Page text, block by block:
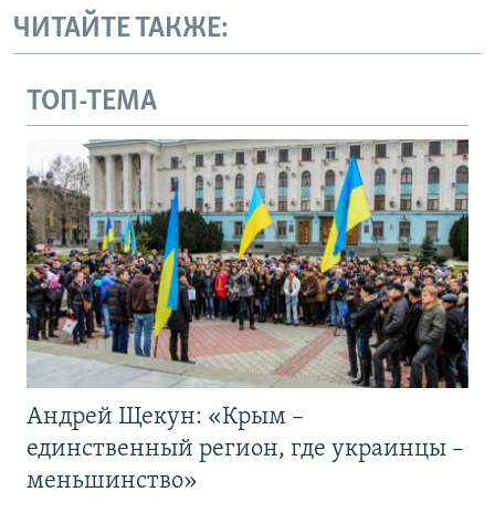
ЧИТАЙТЕ ТАКЖЕ:
ТОП-ТЕМА
Андрей Щекун: «Крым –
единственный регион, где украинцы –
меньшинство»